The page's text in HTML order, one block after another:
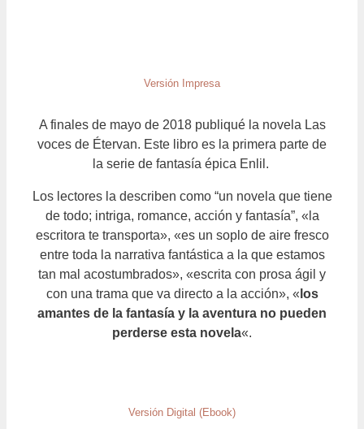
Versión Impresa
A finales de mayo de 2018 publiqué la novela Las
voces de Étervan. Este libro es la primera parte de
la serie de fantasía épica Enlil.
Los lectores la describen como “un novela que tiene
de todo; intriga, romance, acción y fantasía”, «la
escritora te transporta», «es un soplo de aire fresco
entre toda la narrativa fantástica a la que estamos
tan mal acostumbrados», «escrita con prosa ágil y
con una trama que va directo a la acción», « los
amantes de la fantasía y la aventura no pueden
perderse esta novela«.
Versión Digital (Ebook)